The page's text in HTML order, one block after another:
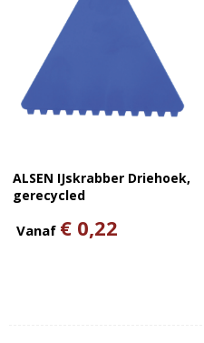
ALSEN IJskrabber Driehoek,
gerecycled
Vanaf € 0,22